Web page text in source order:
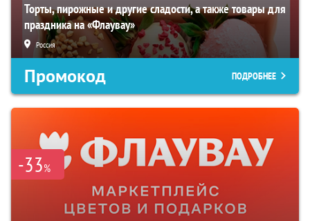
Торты, пирожные и другие сладости, а также товары для
праздника на «Флаувау»
Россия
Промокод ПОДРОБНЕЕ
-33%